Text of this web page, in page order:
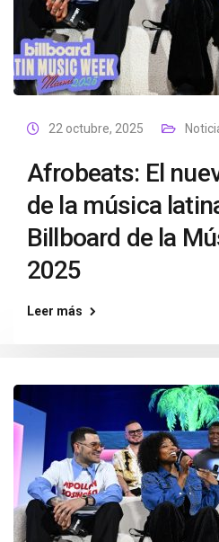
22 octubre, 2025
Afrobeats: El
de la música
Billboard de la
2025
Leer más